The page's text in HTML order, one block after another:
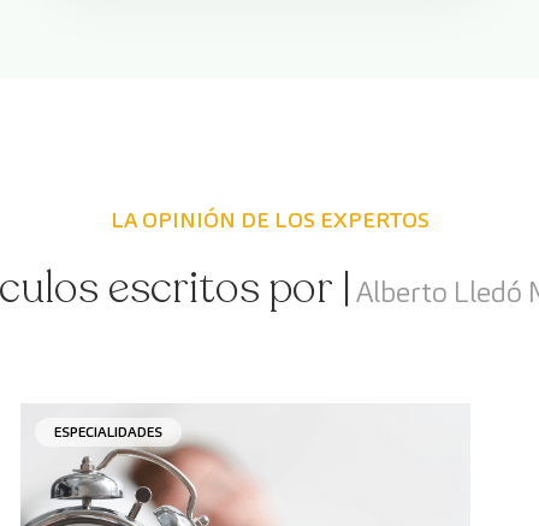
LA OPINIÓN DE LOS EXPERTOS
escritos por |Alberto Lledó
ESPECIALIDADES